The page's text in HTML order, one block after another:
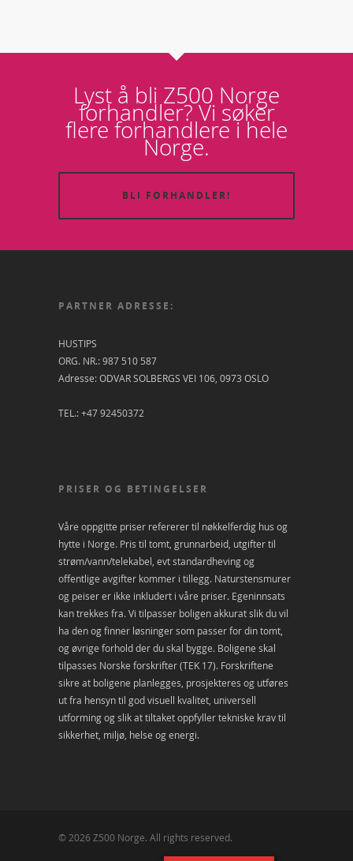
Lyst å bli Z500 Norge
forhandler? Vi søker
flere forhandlere i hele
Norge.
BLI FORHANDLER!
PARTNER ADRESSE:
HUSTIPS
ORG. NR.: 987 510 587
Adresse: ODVAR SOLBERGS VEI 106, 0973 OSLO
TEL.: +47 92450372
PRISER OG BETINGELSER
Våre oppgitte priser refererer til nøkkelferdig hus og
hytte i Norge. Pris til tomt, grunnarbeid, utgifter til
strøm/vann/telekabel, evt standardheving og
offentlige avgifter kommer i tillegg. Naturstensmurer
og peiser er ikke inkludert i våre priser. Egeninnsats
kan trekkes fra. Vi tilpasser boligen akkurat slik du vil
ha den og finner løsninger som passer for din tomt,
og øvrige forhold der du skal bygge. Boligene skal
tilpasses Norske forskrifter (TEK 17). Forskriftene
sikre at boligene planlegges, prosjekteres og utføres
ut fra hensyn til god visuell kvalitet, universell
utforming og slik at tiltaket oppfyller tekniske krav til
sikkerhet, miljø, helse og energi.
© 2026 Z500 Norge. All rights reserved.